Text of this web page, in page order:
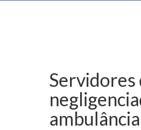
Servidores